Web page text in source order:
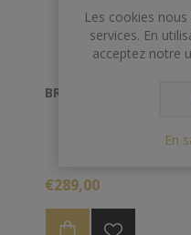
BRISTOL 70 CL 43°
€289,00
Les cookies
services. En
acceptez notre
En